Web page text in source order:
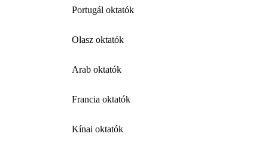
Portugál oktatók
Olasz oktatók
Arab oktatók
Francia oktatók
Kínai oktatók